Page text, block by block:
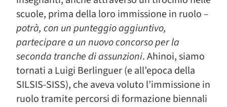
scuole, prima della loro immissione in ruolo –
potrà, con un punteggio aggiuntivo,
partecipare a un nuovo concorso per la
seconda tranche di assunzioni. Ahinoi, siamo
tornati a Luigi Berlinguer (e all’epoca della
SILSIS-SISS), che aveva voluto l’immissione in
ruolo tramite percorsi di formazione biennali